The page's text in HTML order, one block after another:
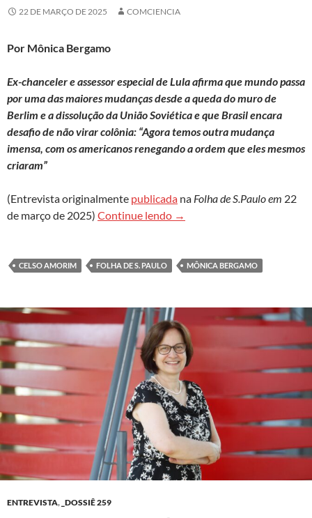
22 DE MARÇO DE 2025 COMCIENCIA
Por Mônica Bergamo
Ex-chanceler e assessor especial de Lula afirma que mundo passa
por uma das maiores mudanças desde a queda do muro de
Berlim e a dissolução da União Soviética e que Brasil encara
desafio de não virar colônia: “Agora temos outra mudança
imensa, com os americanos renegando a ordem que eles mesmos
criaram”
(Entrevista originalmente publicada na Folha de S.Paulo em 22
de março de 2025) Continue lendo Celso Amorim: Trump é
→
CELSO AMORIM FOLHA DE S. PAULO MÔNICA BERGAMO
ENTREVISTA, _DOSSIÊ 259